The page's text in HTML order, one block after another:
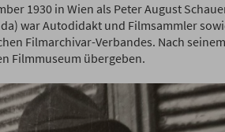
1930 in Wien als Peter August
war Autodidakt und Filmsammler
Filmarchivar-Verbandes. Nach
Filmmuseum übergeben.